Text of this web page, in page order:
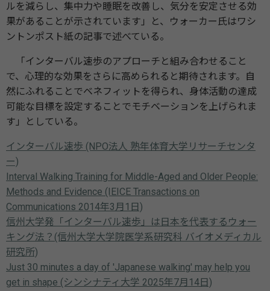
ルを減らし、集中力や睡眠を改善し、気分を安定させる効
果があることが示されています」と、ウォーカー氏はワシ
ントンポスト紙の記事で述べている。
「インターバル速歩のアプローチと組み合わせること
で、心理的な効果をさらに高められると期待されます。自
然にふれることでベネフィットを得られ、身体活動の達成
可能な目標を設定することでモチベーションを上げられま
す」としている。
インターバル速歩 (NPO法人 熟年体育大学リサーチセンタ
ー)
Interval Walking Training for Middle-Aged and Older People:
Methods and Evidence (IEICE Transactions on
Communications 2014年3月1日)
信州大学発「インターバル速歩」は日本を代表するウォー
キング法？(信州大学大学院医学系研究科 バイオメディカル
研究所)
Just 30 minutes a day of 'Japanese walking' may help you
get in shape (シンシナティ大学 2025年7月14日)